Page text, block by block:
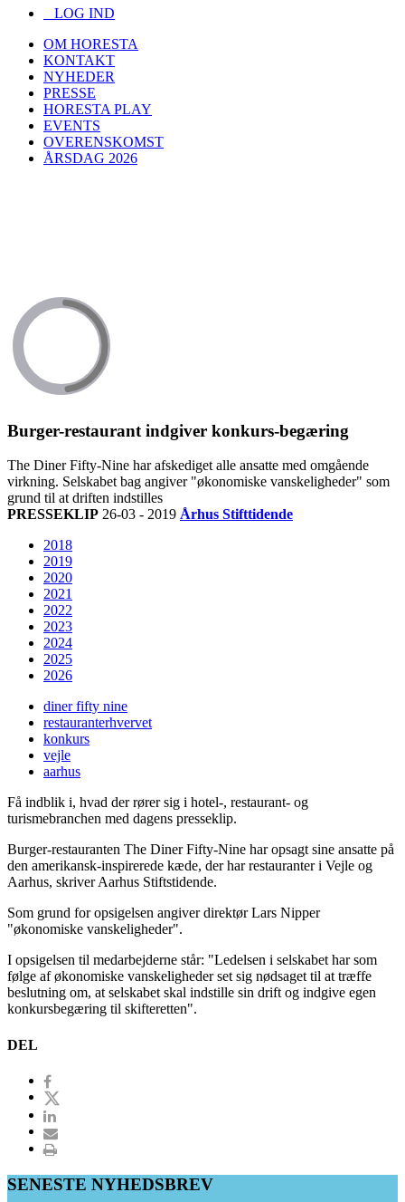
LOG IND
OM HORESTA
KONTAKT
NYHEDER
PRESSE
HORESTA PLAY
EVENTS
OVERENSKOMST
ÅRSDAG 2026
Burger-restaurant indgiver konkurs-begæring
The Diner Fifty-Nine har afskediget alle ansatte med omgående
virkning. Selskabet bag angiver "økonomiske vanskeligheder" som
grund til at driften indstilles
PRESSEKLIP 26-03 - 2019 Århus Stifttidende
2018
2019
2020
2021
2022
2023
2024
2025
2026
diner fifty nine
restauranterhvervet
konkurs
vejle
aarhus
Få indblik i, hvad der rører sig i hotel-, restaurant- og
turismebranchen med dagens presseklip.
Burger-restauranten The Diner Fifty-Nine har opsagt sine ansatte på
den amerikansk-inspirerede kæde, der har restauranter i Vejle og
Aarhus, skriver Aarhus Stiftstidende.
Som grund for opsigelsen angiver direktør Lars Nipper
"økonomiske vanskeligheder".
I opsigelsen til medarbejderne står: "Ledelsen i selskabet har som
følge af økonomiske vanskeligheder set sig nødsaget til at træffe
beslutning om, at selskabet skal indstille sin drift og indgive egen
konkursbegæring til skifteretten".
DEL
SENESTE NYHEDSBREV